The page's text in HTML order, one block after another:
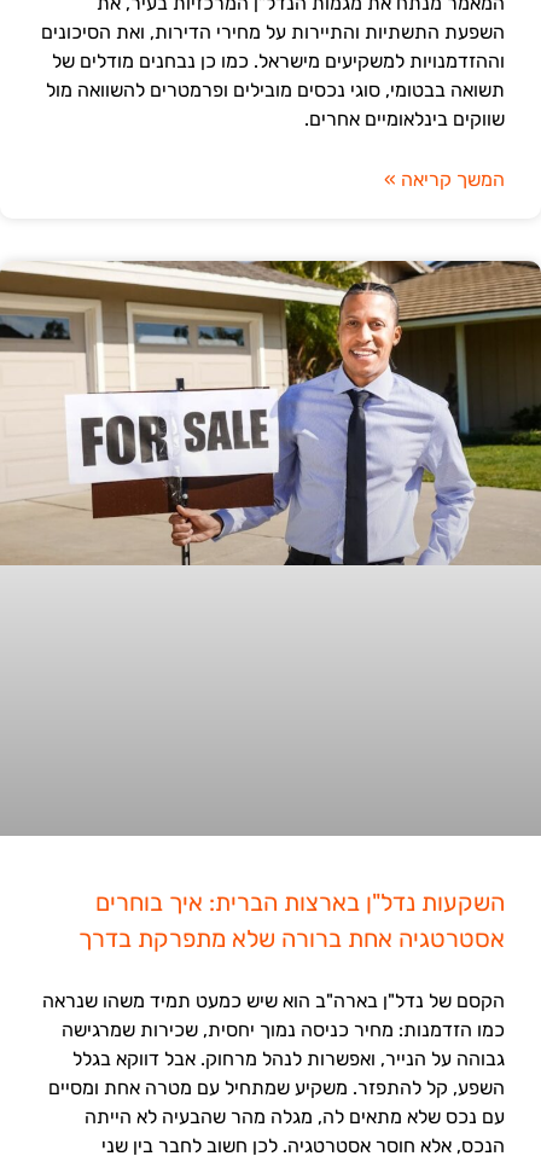
השפעת התשתיות והתיירות על מחירי הדירות, ואת הסיכונים
וההזדמנויות למשקיעים מישראל. כמו כן נבחנים מודלים של
תשואה בבטומי, סוגי נכסים מובילים ופרמטרים להשוואה מול
שווקים בינלאומיים אחרים.
המשך קריאה »
השקעות נדל"ן בארצות הברית: איך בוחרים
אסטרטגיה אחת ברורה שלא מתפרקת בדרך
הקסם של נדל"ן בארה"ב הוא שיש כמעט תמיד משהו שנראה
כמו הזדמנות: מחיר כניסה נמוך יחסית, שכירות שמרגישה
גבוהה על הנייר, ואפשרות לנהל מרחוק. אבל דווקא בגלל
השפע, קל להתפזר. משקיע שמתחיל עם מטרה אחת ומסיים
עם נכס שלא מתאים לה, מגלה מהר שהבעיה לא הייתה
הנכס, אלא חוסר אסטרטגיה. לכן חשוב לחבר בין שני